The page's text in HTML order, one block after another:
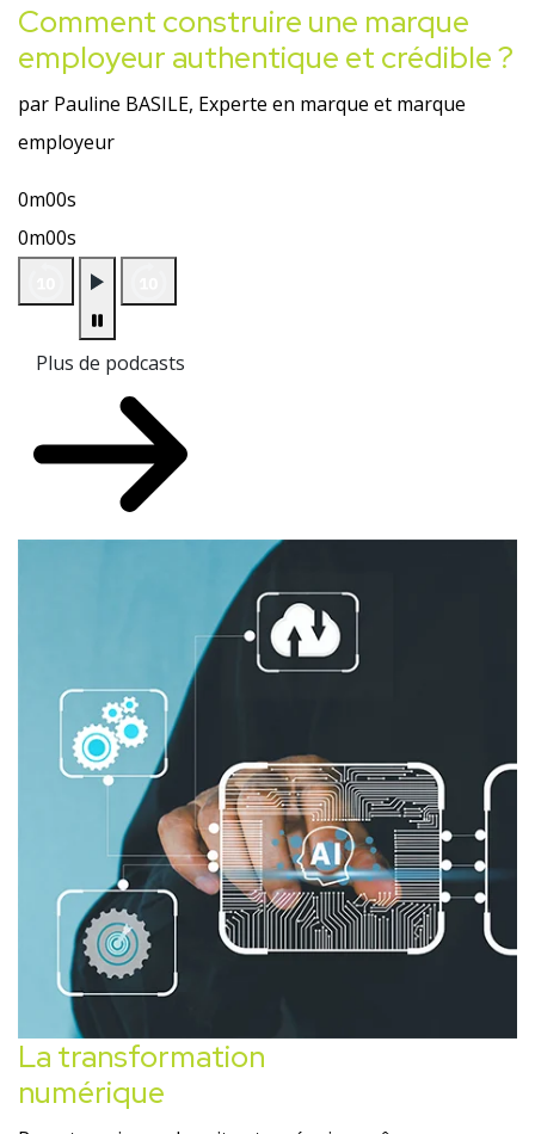
Comment construire une marque
employeur authentique et crédible ?
par Pauline BASILE, Experte en marque et marque
employeur
0m00s
0m00s
Plus de podcasts
La transformation
numérique